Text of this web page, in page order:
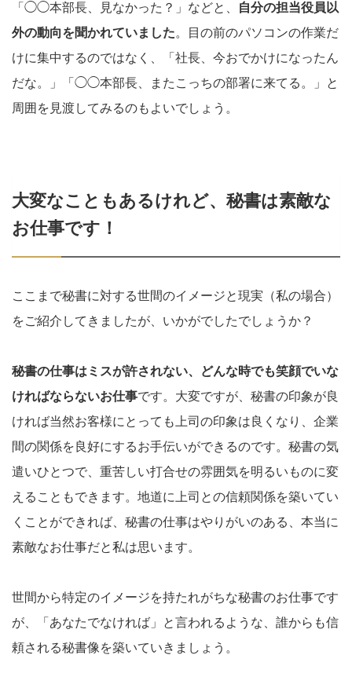
「◯◯本部長、見なかった？」などと、
自分の担当役員以
外の動向を聞かれていました。目の前のパソコンの作業だ
けに集中するのではなく、「社長、今おでかけになったん
だな。」「◯◯本部長、またこっちの部署に来てる。」と
周囲を見渡してみるのもよいでしょう。
大変なこともあるけれど、秘書は素敵な
お仕事です！
ここまで秘書に対する世間のイメージと現実（私の場合）
をご紹介してきましたが、いかがでしたでしょうか？
秘書の仕事はミスが許されない、どんな時でも笑顔でいな
ければならないお仕事です。大変ですが、秘書の印象が良
ければ当然お客様にとっても上司の印象は良くなり、企業
間の関係を良好にするお手伝いができるのです。秘書の気
遣いひとつで、重苦しい打合せの雰囲気を明るいものに変
えることもできます。地道に上司との信頼関係を築いてい
くことができれば、秘書の仕事はやりがいのある、本当に
素敵なお仕事だと私は思います。
世間から特定のイメージを持たれがちな秘書のお仕事です
が、「あなたでなければ」と言われるような、誰からも信
頼される秘書像を築いていきましょう。